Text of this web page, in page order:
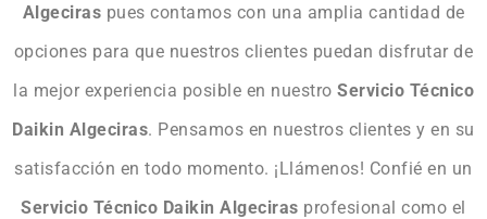
Algeciras pues contamos con una amplia cantidad de
opciones para que nuestros clientes puedan disfrutar de
la mejor experiencia posible en nuestro Servicio Técnico
Daikin Algeciras. Pensamos en nuestros clientes y en su
satisfacción en todo momento. ¡Llámenos! Confié en un
Servicio Técnico Daikin Algeciras profesional como el